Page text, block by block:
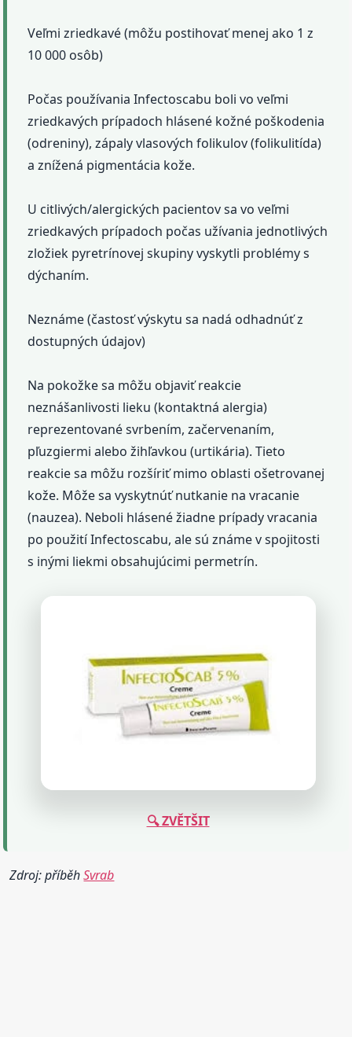
Veľmi zriedkavé (môžu postihovať menej ako 1 z
10 000 osôb)
Počas používania Infectoscabu boli vo veľmi
zriedkavých prípadoch hlásené kožné poškodenia
(odreniny), zápaly vlasových folikulov (folikulitída)
a znížená pigmentácia kože.
U citlivých/alergických pacientov sa vo veľmi
zriedkavých prípadoch počas užívania jednotlivých
zložiek pyretrínovej skupiny vyskytli problémy s
dýchaním.
Neznáme (častosť výskytu sa nadá odhadnúť z
dostupných údajov)
Na pokožke sa môžu objaviť reakcie
neznášanlivosti lieku (kontaktná alergia)
reprezentované svrbením, začervenaním,
pľuzgiermi alebo žihľavkou (urtikária). Tieto
reakcie sa môžu rozšíriť mimo oblasti ošetrovanej
kože. Môže sa vyskytnúť nutkanie na vracanie
(nauzea). Neboli hlásené žiadne prípady vracania
po použití Infectoscabu, ale sú známe v spojitosti
s inými liekmi obsahujúcimi permetrín.
🔍 ZVĚTŠIT
Zdroj: příběhSvrab